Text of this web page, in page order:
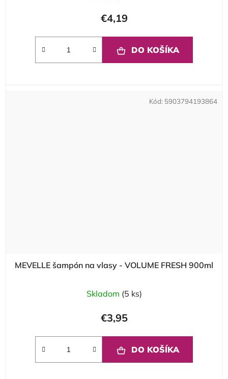
€4,19
DO KOŠÍKA
MEVELLE šampón na vlasy - VOLUME FRESH 900ml
Skladom (5 ks)
€3,95
DO KOŠÍKA
Kód: 5903794193864